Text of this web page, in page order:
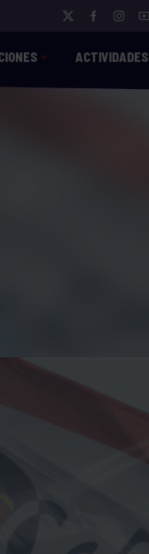
ACTIVIDADES